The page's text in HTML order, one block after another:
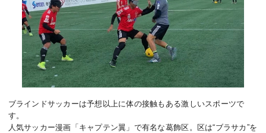
ブラインドサッカーは予想以上に体の接触もある激しいスポーツで
す。
人気サッカー漫画「キャプテン翼」で有名な葛飾区。区は“ブラサカ”を